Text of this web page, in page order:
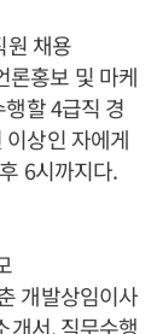
원 채용
론홍보 및 마케
할 4급직 경
상인 자에게
6시까지다.
개발상임이사
개서, 직무수행